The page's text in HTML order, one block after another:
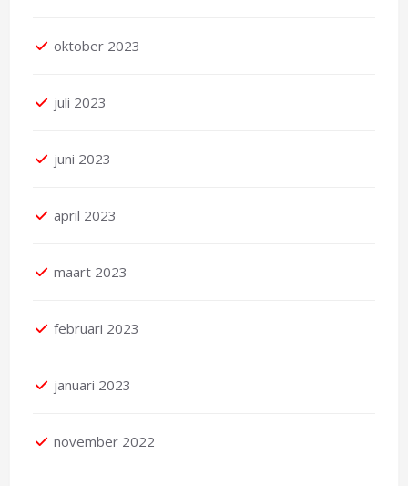
oktober 2023
juli 2023
juni 2023
april 2023
maart 2023
februari 2023
januari 2023
november 2022